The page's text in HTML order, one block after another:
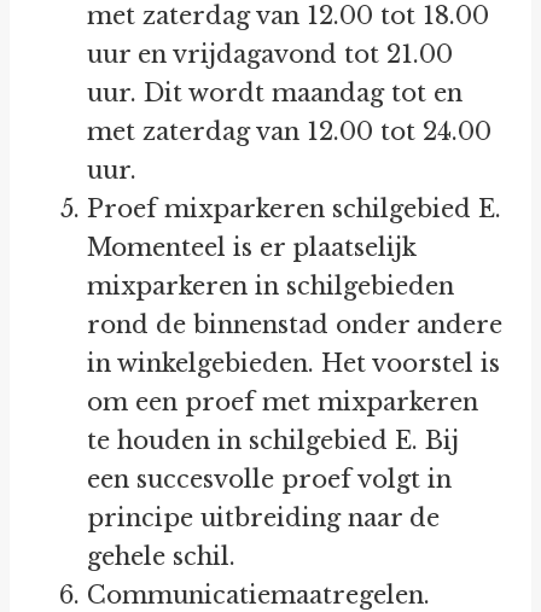
met zaterdag van 12.00 tot 18.00
uur en vrijdagavond tot 21.00
uur. Dit wordt maandag tot en
met zaterdag van 12.00 tot 24.00
uur.
Proef mixparkeren schilgebied E.
Momenteel is er plaatselijk
mixparkeren in schilgebieden
rond de binnenstad onder andere
in winkelgebieden. Het voorstel is
om een proef met mixparkeren
te houden in schilgebied E. Bij
een succesvolle proef volgt in
principe uitbreiding naar de
gehele schil.
Communicatiemaatregelen.